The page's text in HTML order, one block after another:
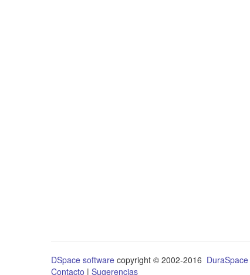
DSpace software copyright © 2002-2016 DuraSpace
Contacto | Sugerencias